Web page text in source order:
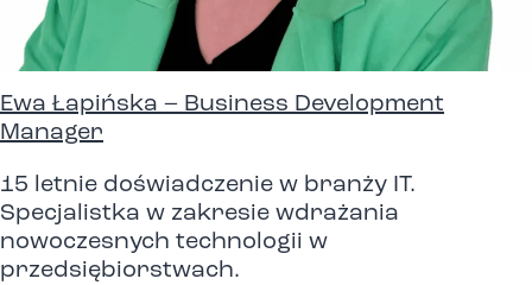
Ewa Łapińska – Business Development
Manager
15 letnie doświadczenie w branży IT.
Specjalistka w zakresie wdrażania
nowoczesnych technologii w
przedsiębiorstwach.